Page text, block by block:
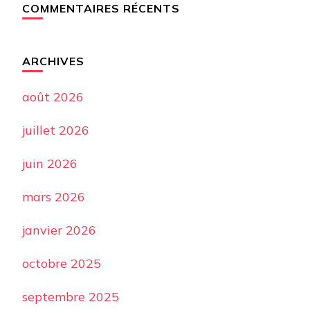
COMMENTAIRES RÉCENTS
ARCHIVES
août 2026
juillet 2026
juin 2026
mars 2026
janvier 2026
octobre 2025
septembre 2025